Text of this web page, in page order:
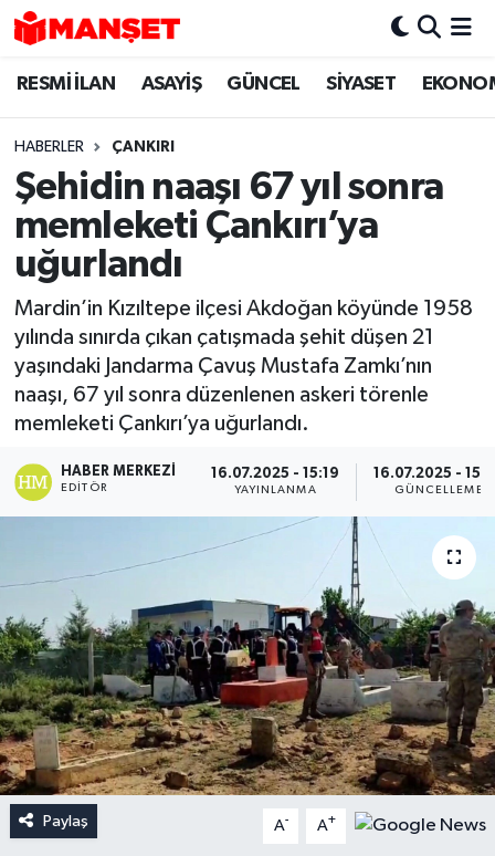
RESMİ İLAN ASAYİŞ GÜNCEL SİYASET
HABERLER ÇANKIRI
Şehidin naaşı 67 yıl sonra
memleketi Çankırı’ya
uğurlandı
Mardin’in Kızıltepe ilçesi Akdoğan köyünde 1958
yılında sınırda çıkan çatışmada şehit düşen 21
yaşındaki Jandarma Çavuş Mustafa Zamkı’nın
naaşı, 67 yıl sonra düzenlenen askeri törenle
memleketi Çankırı’ya uğurlandı.
HABER MERKEZI
EDITÖR
16.07.2025 - 15:19
YAYINLANMA
16.07.2025 -
GÜNCELLEME
Paylaş A- A+
Hava Durumu
Trafik Durumu
Süper Lig Puan Durumu ve Fikstür
Tüm Manşetler
Son Dakika Haberleri
Haber Arşivi